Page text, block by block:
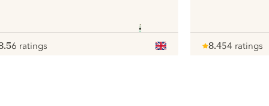
6 ratings
8.454 ratings